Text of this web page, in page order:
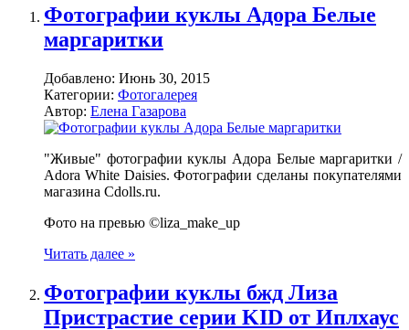
Фотографии куклы Адора Белые
маргаритки
Добавлено: Июнь 30, 2015
Категории: Фотогалерея
Автор: Елена Газарова
"Живые" фотографии куклы Адора Белые маргаритки /
Adora White Daisies. Фотографии сделаны покупателями
магазина Cdolls.ru.
Фото на превью ©liza_make_up
Читать далее »
Фотографии куклы бжд Лиза
Пристрастие серии KID от Иплхаус